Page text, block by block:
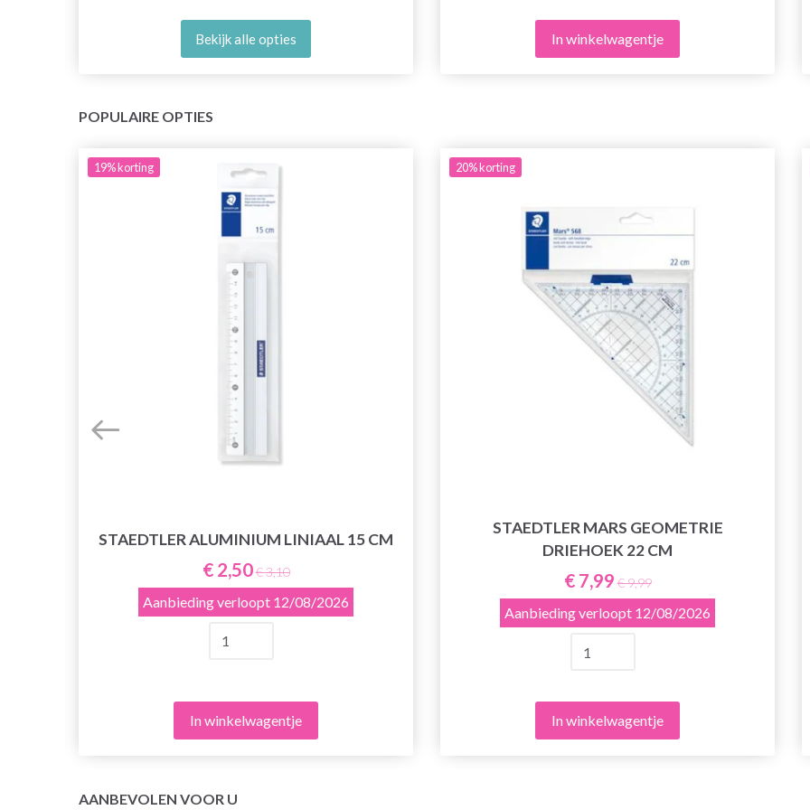
Bekijk alle opties In winkelwagentje
POPULAIRE OPTIES
19%korting
STAEDTLER ALUMINIUM LINIAAL 15 CM
€ 2,50€ 3,10
Aanbieding verloopt 12/08/2026
In winkelwagentje
20%korting
STAEDTLER MARS GEOMETRIE
DRIEHOEK 22 CM
€ 7,99 € 9,99
Aanbieding verloopt 12/08/2026
In winkelwagentje
AANBEVOLEN VOOR U